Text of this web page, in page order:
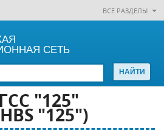
ВСЕ РАЗДЕЛЫ
СЕТЬ
"125"
"125")